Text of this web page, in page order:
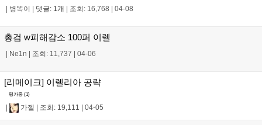
병똑이 댓글: 1개 조회: 16,768 04-08
총검 w피해감소 100퍼 이렐
Ne1n 조회: 11,737 04-06
[리메이크] 이렐리아 공략
평가중 (1)
가젤 조회: 19,111 04-05